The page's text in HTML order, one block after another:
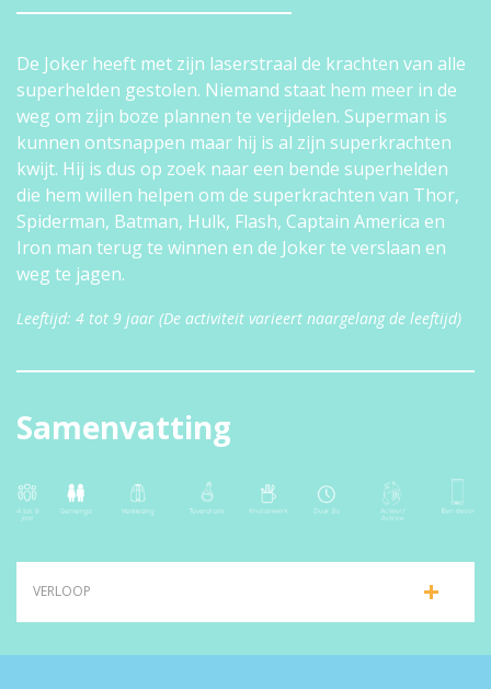
De Joker heeft met zijn laserstraal de krachten van alle
superhelden gestolen. Niemand staat hem meer in de
weg om zijn boze plannen te verijdelen. Superman is
kunnen ontsnappen maar hij is al zijn superkrachten
kwijt. Hij is dus op zoek naar een bende superhelden
die hem willen helpen om de superkrachten van Thor,
Spiderman, Batman, Hulk, Flash, Captain America en
Iron man terug te winnen en de Joker te verslaan en
weg te jagen.
Leeftijd: 4 tot 9 jaar (De activiteit varieert naargelang de leeftijd)
Samenvatting
VERLOOP